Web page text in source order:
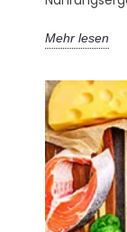
Mehr lesen